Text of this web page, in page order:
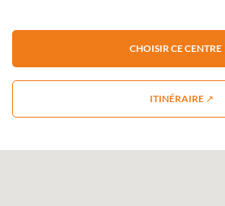
CHOISIR CE
ITINÉRAIRE ↗